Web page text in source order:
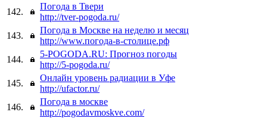
142.
Погода в Твери
http://tver-pogoda.ru/
143.
Погода в Москве на неделю и месяц
http://www.погода-в-столице.рф
144.
5-POGODA.RU: Прогноз погоды
http://5-pogoda.ru/
145.
Онлайн уровень радиации в Уфе
http://ufactor.ru/
146.
Погода в москве
http://pogodavmoskve.com/